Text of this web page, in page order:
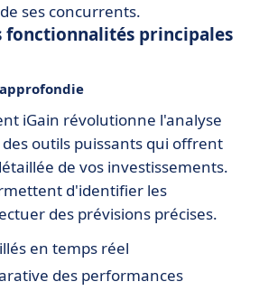
ses concurrents.
fonctionnalités principales
iGain révolutionne l'analyse
outils puissants qui offrent
de vos investissements.
d'identifier les
des prévisions précises.
en temps réel
des performances